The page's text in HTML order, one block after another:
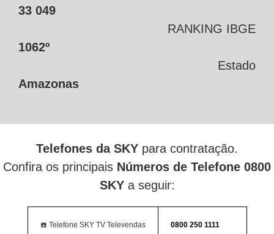
33 049
RANKING IBGE
1062º
Estado
Amazonas
Telefones da SKY para contratação.
Confira os principais Números de Telefone 0800
SKYa seguir:
☎️ Telefone SKY TV Televendas 0800 250 1111